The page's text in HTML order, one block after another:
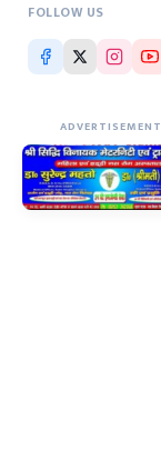
FOLLOW US
ADVERTISEMENT